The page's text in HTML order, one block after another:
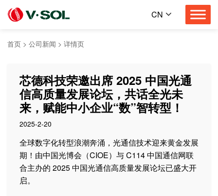
CN
首页 > 公司新闻 > 详情页
芯德科技荣邀出席 2025 中国光通
信高质量发展论坛，共话全光未
来，赋能中小企业“数”智转型！
2025-2-20
全球数字化转型浪潮奔涌，光通信技术迎来黄金发展
期！由中国光博会（CIOE）与 C114 中国通信网联
合主办的 2025 中国光通信高质量发展论坛已盛大开
启。